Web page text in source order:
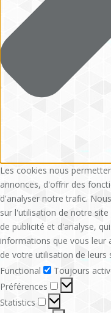
Les cookies nous
annonces, d'offrir des
d'analyser notre trafic.
sur l'utilisation de notre
de publicité et d'analyse,
informations que vous leur
de votre utilisation de leurs
Functional
Functional
Toujours
Préférences
Préférences
Statistics
Statistics